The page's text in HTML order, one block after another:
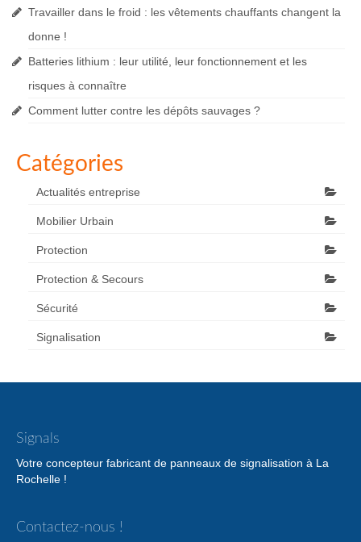
Travailler dans le froid : les vêtements chauffants changent la
donne !
Batteries lithium : leur utilité, leur fonctionnement et les
risques à connaître
Comment lutter contre les dépôts sauvages ?
Catégories
Actualités entreprise
Mobilier Urbain
Protection
Protection & Secours
Sécurité
Signalisation
Signals
Votre concepteur fabricant de panneaux de signalisation à La
Rochelle !
Contactez-nous !